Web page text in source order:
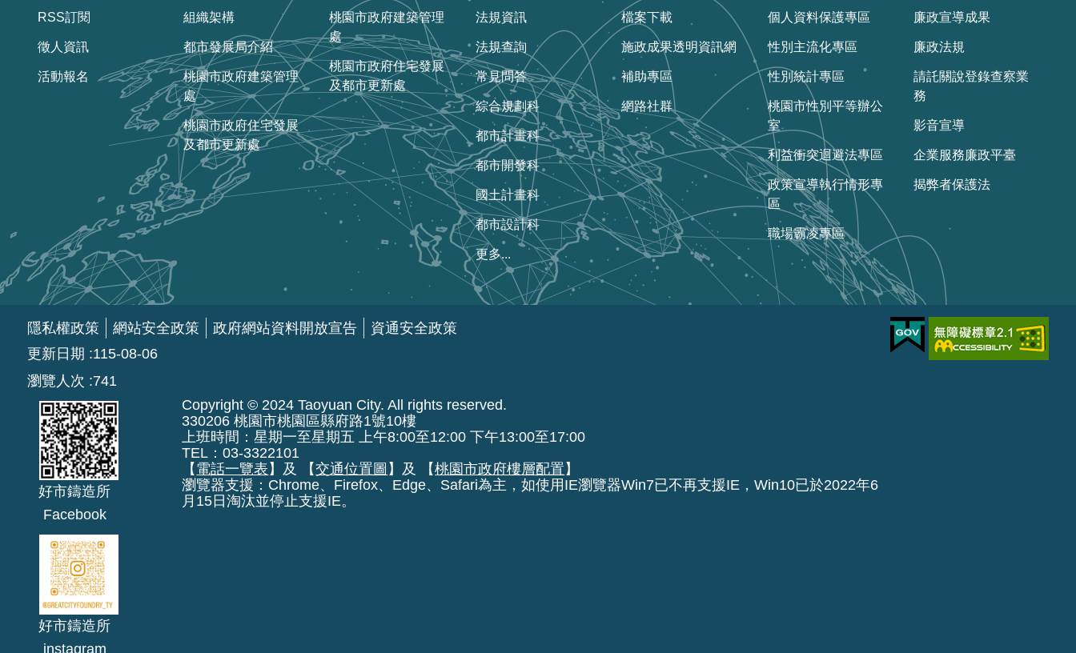
RSS訂閱
徵人資訊
活動報名
組織架構
都市發展局介紹
桃園市政府建築管理
處
桃園市政府住宅發展
及都市更新處
桃園市政府建築管理
處
桃園市政府住宅發展
及都市更新處
法規資訊
法規查詢
常見問答
綜合規劃科
都市計畫科
都市開發科
國土計畫科
都市設計科
更多...
檔案下載
施政成果透明資訊網
補助專區
網路社群
個人資料保護專區
性別主流化專區
性別統計專區
桃園市性別平等辦公
室
利益衝突迴避法專區
政策宣導執行情形專
區
職場霸凌專區
廉政宣導成果
廉政法規
請託關說登錄查察業
務
影音宣導
企業服務廉政平臺
揭弊者保護法
隱私權政策 網站安全政策 政府網站資料開放宣告
資通安全政策
更新日期
115-08-06
瀏覽人次
741
好市鑄造所
Facebook
好市鑄造所
instagram
Copyright © 2024 Taoyuan City. All rights reserved.
330206 桃園市桃園區縣府路1號10樓
上班時間：星期一至星期五 上午8:00至12:00 下午13:00至17:00
TEL：03-3322101
【 電話一覽表 】及 【交通位置圖 】及 【桃園市政府樓層配置 】
瀏覽器支援：Chrome、Firefox、Edge、Safari為主，如使用IE瀏覽器Win7已不再支援IE，Win10已於2022年6
月15日淘汰並停止支援IE。